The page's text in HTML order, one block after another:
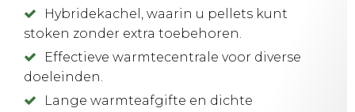
Hybridekachel, waarin u pellets kunt
stoken zonder extra toebehoren.
Effectieve warmtecentrale voor diverse
doeleinden.
Lange warmteafgifte en dichte